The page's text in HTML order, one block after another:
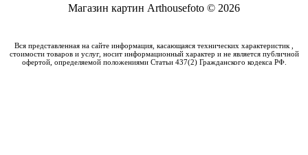
Магазин картин Arthousefoto © 2026
Вся представленная на сайте информация, касающаяся технических характеристик ,
стоимости товаров и услуг, носит информационный характер и не является публичной
офертой, определяемой положениями Статьи 437(2) Гражданского кодекса РФ.